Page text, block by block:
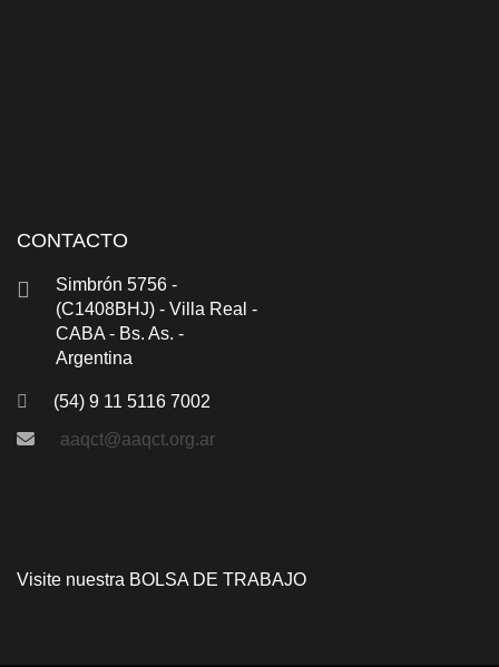
CONTACTO
Simbrón 5756 -
(C1408BHJ) - Villa Real -
CABA - Bs. As. -
Argentina
(54) 9 11 5116 7002
aaqct@aaqct.org.ar
Visite nuestra BOLSA DE TRABAJO